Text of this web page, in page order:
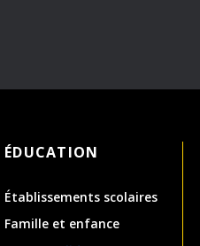
ÉDUCATION
Établissements scolaires
Famille et enfance